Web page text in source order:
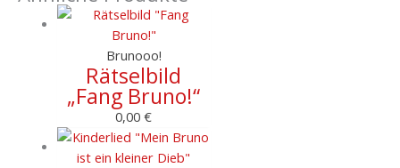
Brunooo!
Rätselbild
„Fang Bruno!“
0,00€